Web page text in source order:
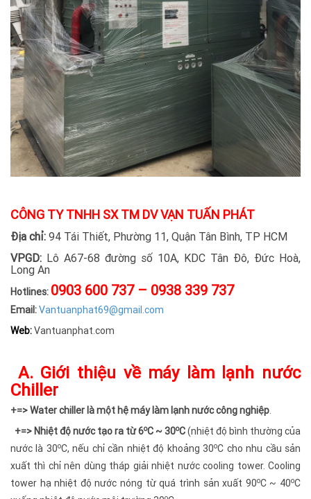
CÔNG TY TNHH SX TM DV VẠN TUẤN PHÁT
Địa chỉ: 94 Tái Thiết, Phường 11, Quận Tân Bình, TP HCM
VPGD: Lô A67-68 đường số 10A, KDC Tân Đô, Đức Hoà,
Long An
Hotlines: 0903 600 737 – 0938 339 737
Email:Vantuanphat69@gmail.com
Web:Vantuanphat.com
A. Giới thiệu về máy làm lạnh nước
Chiller
+=> Water chiller là một hệ máy làm lạnh nước công nghiệp.
+=> Nhiệt độ nước tạo ra từ 6oC ~ 30oC(nhiệt độ bình thường của
nước là 30oC, nếu chỉ cần nhiệt độ khoảng 30oC cho nhu cầu sản
xuất thì chỉ nên dùng tháp giải nhiệt nước cooling tower. Cooling
tower hạ nhiệt độ nước nóng từ quá trình sản xuất 90oC ~ 40oC